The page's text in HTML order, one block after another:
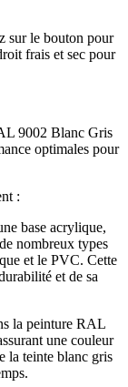
sur le bouton pour
frais et sec pour
9002 Blanc Gris
optimales pour
:
base acrylique,
nombreux types
et le PVC. Cette
et de sa
la peinture RAL
une couleur
la teinte blanc gris